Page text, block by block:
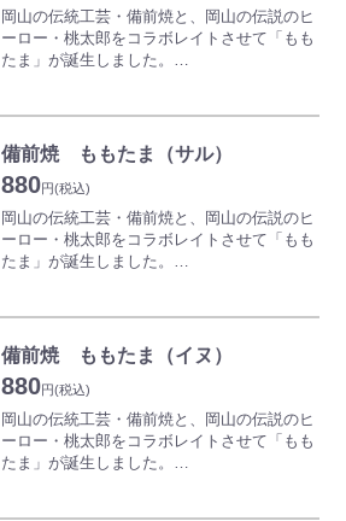
また、水やお酒、ご飯を美味しくする「美味
玉」としても使っていただけます。
岡山の伝統工芸・備前焼と、岡山の伝説のヒ
ーロー・桃太郎をコラボレイトさせて「もも
たま」が誕生しました。
愛らしい表情や、温かみのある風合いに誰も
が癒されます。
また、水やお酒、ご飯を美味しくする「美味
玉」としても使っていただけます。
備前焼 ももたま（サル）
880円(税込)
岡山の伝統工芸・備前焼と、岡山の伝説のヒ
ーロー・桃太郎をコラボレイトさせて「もも
たま」が誕生しました。
愛らしい表情や、温かみのある風合いに誰も
が癒されます。
また、水やお酒、ご飯を美味しくする「美味
玉」としても使っていただけます。
備前焼 ももたま（イヌ）
880円(税込)
岡山の伝統工芸・備前焼と、岡山の伝説のヒ
ーロー・桃太郎をコラボレイトさせて「もも
たま」が誕生しました。